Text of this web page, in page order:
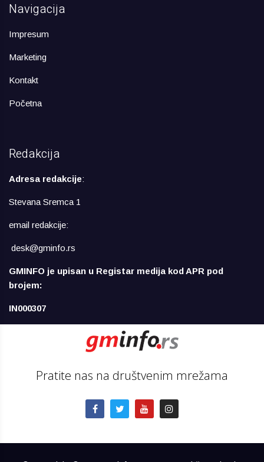
Navigacija
Impresum
Marketing
Kontakt
Početna
Redakcija
Adresa redakcije:
Stevana Sremca 1
email redakcije:
desk@gminfo.rs
GMINFO je upisan u Registar medija kod APR pod
brojem:
IN000307
Pratite nas na društvenim mrežama